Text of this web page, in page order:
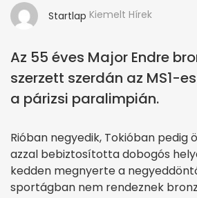
Startlap Kiemelt Hírek
Az 55 éves Major Endre
szerzett szerdán az MS1-
a párizsi paralimpián.
Rióban negyedik, Tokióban pedig
azzal bebiztosította dobogós
kedden megnyerte a
sportágban nem rendeznek